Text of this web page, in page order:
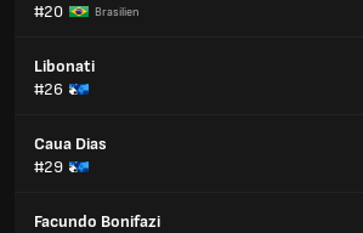
#20
Brasilien
Libonati
#26
Caua Dias
#29
Facundo Bonifazi